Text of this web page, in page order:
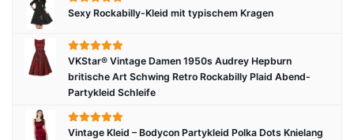
Sexy Rockabilly-Kleid mit typischem Kragen
VKStar® Vintage Damen 1950s Audrey Hepburn
britische Art Schwing Retro Rockabilly Plaid Abend-
Partykleid Schleife
Vintage Kleid – Bodycon Partykleid Polka Dots Knielang